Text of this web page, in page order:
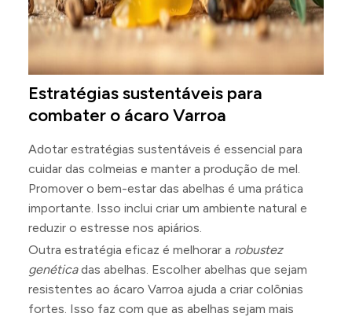
Estratégias sustentáveis para
combater o ácaro Varroa
Adotar estratégias sustentáveis é essencial para
cuidar das colmeias e manter a produção de mel.
Promover o bem-estar das abelhas é uma prática
importante. Isso inclui criar um ambiente natural e
reduzir o estresse nos apiários.
Outra estratégia eficaz é melhorar a robustez
genéticadas abelhas. Escolher abelhas que sejam
resistentes ao ácaro Varroa ajuda a criar colônias
fortes. Isso faz com que as abelhas sejam mais